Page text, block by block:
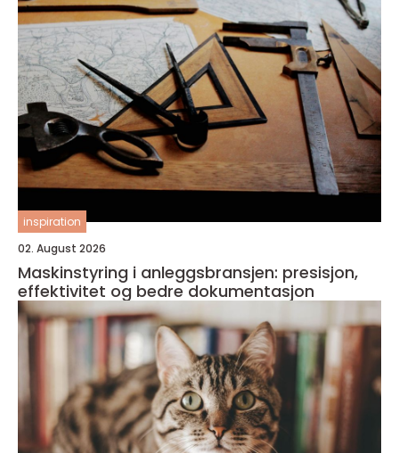
inspiration
02. August 2026
Maskinstyring i anleggsbransjen: presisjon,
effektivitet og bedre dokumentasjon